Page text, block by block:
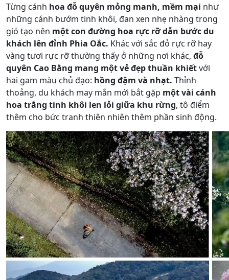
Từng cánh hoa đỗ quyên mỏng manh, mềm mại như
những cánh bướm tinh khôi, đan xen nhẹ nhàng trong
gió tạo nên một con đường hoa rực rỡ dẫn bước du
khách lên đỉnh Phia Oắc. Khác với sắc đỏ rực rỡ hay
vàng tươi rực rỡ thường thấy ở những nơi khác, đỗ
quyên Cao Bằng mang một vẻ đẹp thuần khiếtvới
hai gam màu chủ đạo: hồng đậm và nhạt. Thỉnh
thoảng, du khách may mắn mới bắt gặp một vài cánh
hoa trắng tinh khôi len lỏi giữa khu rừng, tô điểm
thêm cho bức tranh thiên nhiên thêm phần sinh động.